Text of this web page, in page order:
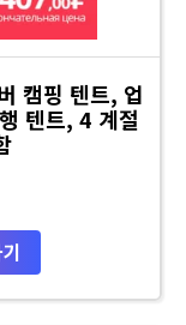
캠핑 텐트, 업
텐트, 4 계절